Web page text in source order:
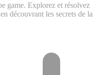
game. Explorez et résolvez
découvrant les secrets de la